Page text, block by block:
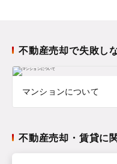
不動産売却で失敗し
マンションについて
不動産売却・賃貸に